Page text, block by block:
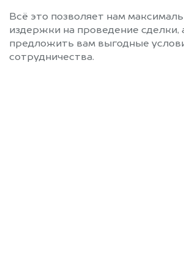
Всё это позволяет нам
издержки на проведение сделки,
предложить вам выгодные
сотрудничества.